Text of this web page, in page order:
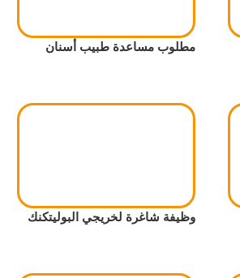
مطلوب مساعدة طبيب أسنان
وظيفة شاغرة لخريجي البوليتكنك